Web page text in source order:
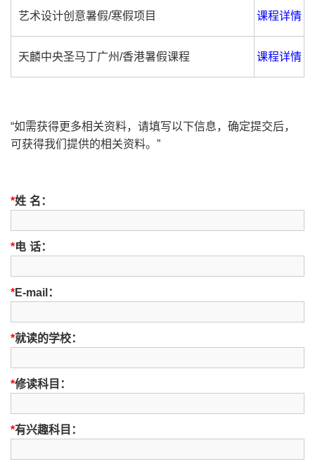
艺术设计创意暑假/寒假项目 课程详情
天麟中央圣马丁广州/香港暑假课程 课程详情
“如需获得更多相关资料，请填写以下信息，确定提交后，
可获得我们提供的相关资料。”
*姓 名：
*电 话：
*E-mail：
*就读的学校：
*修读科目：
*有兴趣科目：